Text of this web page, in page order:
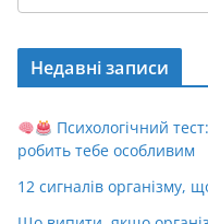
Недавні записи
Психологічний
робить тебе особливим
12 сигналів організму,